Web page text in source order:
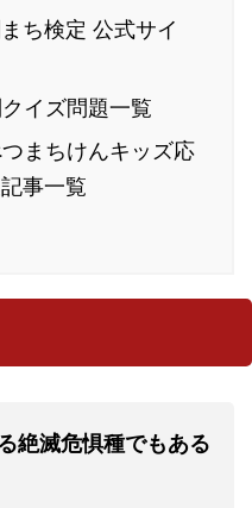
ち検定 公式サイ
イズ問題一覧
つまちけんキッズ応
事一覧
絶滅危惧種でもある